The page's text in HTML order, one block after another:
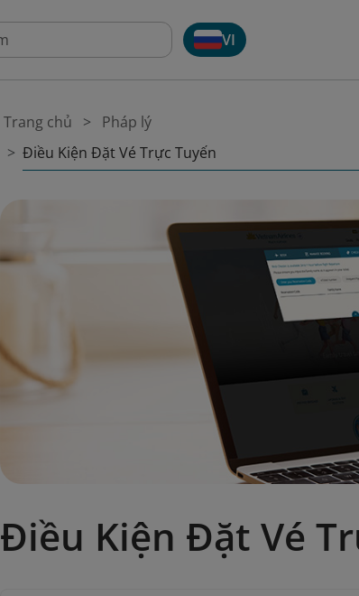
VI
Trang chủ
Pháp lý
Điều Kiện Đặt Vé Trực Tuyến
Điều Kiện Đặt Vé